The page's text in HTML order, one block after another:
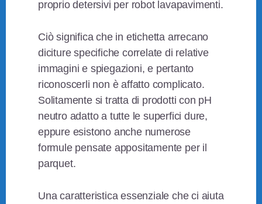
proprio detersivi per robot lavapavimenti.
Ciò significa che in etichetta arrecano
diciture specifiche correlate di relative
immagini e spiegazioni, e pertanto
riconoscerli non è affatto complicato.
Solitamente si tratta di prodotti con pH
neutro adatto a tutte le superfici dure,
eppure esistono anche numerose
formule pensate appositamente per il
parquet.
Una caratteristica essenziale che ci aiuta